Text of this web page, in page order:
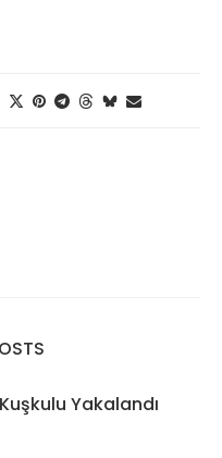
Yakalandı